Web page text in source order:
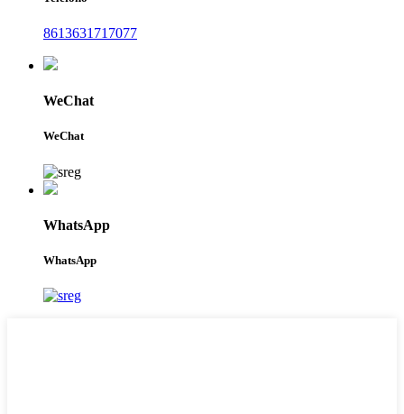
8613631717077
WeChat
WeChat
WhatsApp
WhatsApp